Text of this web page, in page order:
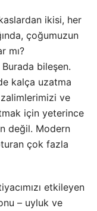
ikisi, her
çoğumuzun
mı?
bileşen.
kalça uzatma
zalimlerimizi ve
için yeterince
değil. Modern
çok fazla
etkileyen
– uyluk ve